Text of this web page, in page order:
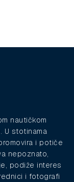
nautičkom
U stotinama
i potiče
nepoznato,
podiže interes
i fotografi